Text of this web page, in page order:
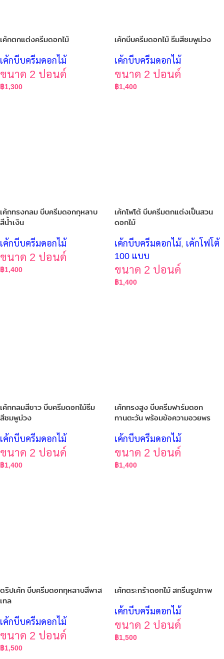
เค้กตกแต่งครีมดอกไม้
เค้กบีบครีมดอกไม้
ขนาด 2 ปอนด์
฿1,300
เค้กบีบครีมดอกไม้ ธีมสีชมพูม่วง
เค้กบีบครีมดอกไม้
ขนาด 2 ปอนด์
฿1,400
เค้กทรงกลม บีบครีมดอกกุหลาบ
สีน้ำเงิน
เค้กบีบครีมดอกไม้
ขนาด 2 ปอนด์
฿1,400
เค้กโฟโต้ บีบครีมตกแต่งเป็นสวน
ดอกไม้
เค้กบีบครีมดอกไม้, เค้กโฟโต้
100 แบบ
ขนาด 2 ปอนด์
฿1,400
เค้กกลมสีขาว บีบครีมดอกไม้ธีม
สีชมพูม่วง
เค้กบีบครีมดอกไม้
ขนาด 2 ปอนด์
฿1,400
เค้กทรงสูง บีบครีมฟาร์มดอก
ทานตะวัน พร้อมข้อความอวยพร
เค้กบีบครีมดอกไม้
ขนาด 2 ปอนด์
฿1,400
ดริปเค้ก บีบครีมดอกกุหลาบสีพาส
เทล
เค้กบีบครีมดอกไม้
ขนาด 2 ปอนด์
฿1,500
เค้กตระกร้าดอกไม้ สกรีนรูปภาพ
เค้กบีบครีมดอกไม้
ขนาด 2 ปอนด์
฿1,500